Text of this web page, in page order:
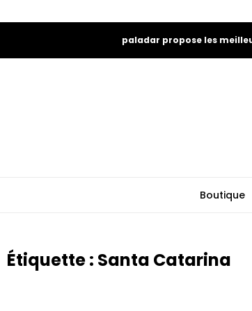
paladar propose les
Boutique
Étiquette : Santa Catarina